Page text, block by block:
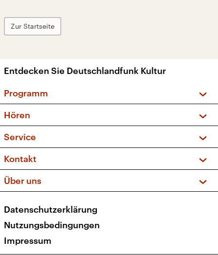
Zur Startseite
Entdecken Sie Deutschlandfunk Kultur
Programm
Sendungen und Podcasts
Musikliste
Kakadu – Das Kinderprogramm
Hören
Frequenzen (UKW + DAB+)
Service
FAQ
Apps
Newsletter
Veranstaltungen
Kontakt
Social Media
Über uns
Presse
Karriere
Transparenz
Datenschutzerklärung
Nutzungsbedingungen
Impressum